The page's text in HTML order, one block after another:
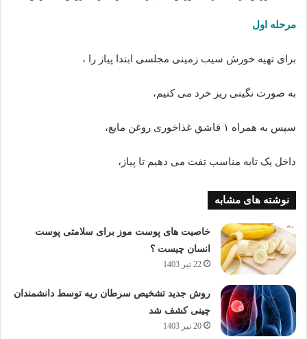
مرحله اول
برای تهیه خورش سیب زمینی مجلسی ابتدا پیاز را ،
به صورت نگینی ریز خرد می کنیم،
سپس به همراه ۱ قاشق غذاخوری روغن مایع،
داخل یک تابه مناسب تفت می دهیم تا پیاز،
نوشته های مشابه
خاصیت های پوست موز برای سلامتی پوست
انسان چیست ؟
22 تیر 1403
روش جدید تشخیص سرطان ریه توسط دانشمندان
چینی کشف شد
20 تیر 1403